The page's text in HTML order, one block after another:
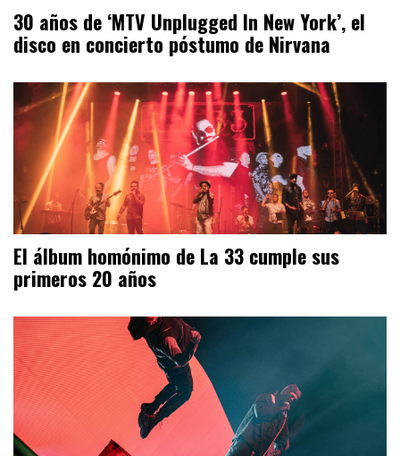
30 años de ‘MTV Unplugged In New York’, el
disco en concierto póstumo de Nirvana
El álbum homónimo de La 33 cumple sus
primeros 20 años